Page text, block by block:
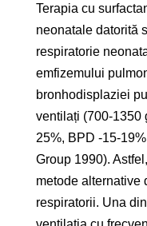
Terapia cu
neonatale datorită
respiratorie
emfizemului
bronhodisplaziei
ventilați (700-1350
25%, BPD -15-
Group 1990).
metode alternative
respiratorii. Una